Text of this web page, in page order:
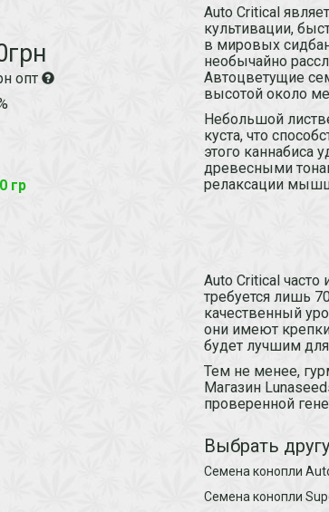
опт
гр
Auto Critical
культивации,
в мировых
необычайно
Автоцветущие
высотой около
Небольшой
куста, что
этого каннабиса
древесными
релаксации
Auto Critical часто
требуется лишь
качественный
они имеют
будет лучшим
Тем не менее,
Магазин
проверенной
Выбрать
Семена конопли
Семена конопли